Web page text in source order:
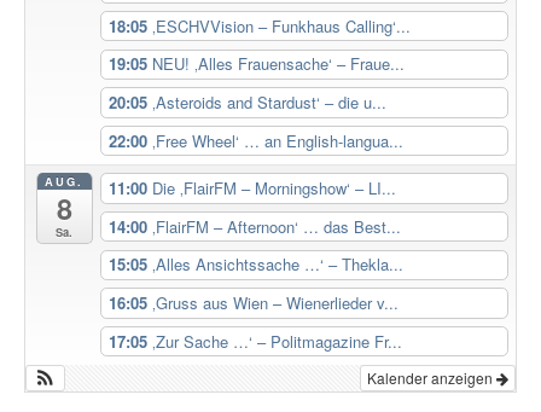
18:05 ‚ESCHVVision – Funkhaus Calling‘...
19:05 NEU! ‚Alles Frauensache‘ – Fraue...
20:05 ‚Asteroids and Stardust‘ – die u...
22:00 ‚Free Wheel‘ … an English-langua...
AUG.
8
Sa.
11:00 Die ‚FlairFM – Morningshow‘ – LI...
14:00 ‚FlairFM – Afternoon‘ … das Best...
15:05 ‚Alles Ansichtssache …‘ – Thekla...
16:05 ‚Gruss aus Wien – Wienerlieder v...
17:05 ‚Zur Sache …‘ – Politmagazine Fr...
Kalender anzeigen